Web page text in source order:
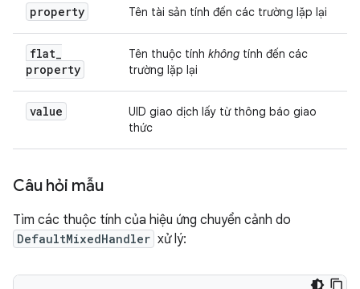
property Tên tài sản tính đến các trường lặp lại
flat_
property
Tên thuộc tính không tính đến các
trường lặp lại
value
UID giao dịch lấy từ thông báo giao
thức
Câu hỏi mẫu
Tìm các thuộc tính của hiệu ứng chuyển cảnh do
DefaultMixedHandler xử lý: